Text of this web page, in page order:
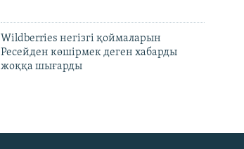
Wildberries негізгі қоймаларын
Ресейден көшірмек деген хабарды
жоққа шығарды